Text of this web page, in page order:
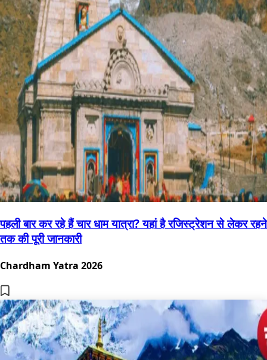
पहली बार कर रहे हैं चार धाम यात्रा? यहां है रजिस्ट्रेशन से लेकर रहने
तक की पूरी जानकारी
Chardham Yatra 2026